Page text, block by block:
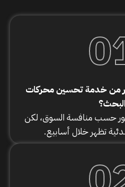
من خدمة تحسين محركات
البحث؟
من 3 إلى 6 شهور حسب منافسة السوق، لكن
تظهر خلال أسابيع.